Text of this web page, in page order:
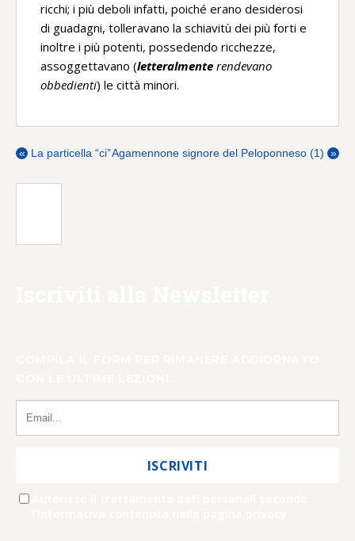
ricchi; i più deboli infatti, poiché erano desiderosi
di guadagni, tolleravano la schiavitù dei più forti e
inoltre i più potenti, possedendo ricchezze,
assoggettavano (letteralmente rendevano
obbedienti) le città minori.
« La particella “ci”Agamennone signore del Peloponneso (1) »
ISCRIVITI